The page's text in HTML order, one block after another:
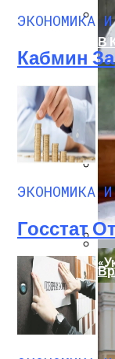
В
ЭКОНОМИКА
Кабмин
ЭКОНОМИКА
Госстат